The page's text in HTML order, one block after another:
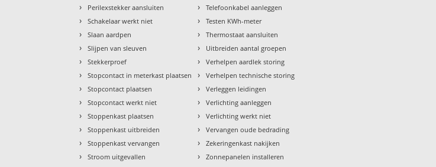
› Perilexstekker aansluiten
› Schakelaar werkt niet
› Slaan aardpen
› Slijpen van sleuven
› Stekkerproef
› Stopcontact in meterkast plaatsen
› Stopcontact plaatsen
› Stopcontact werkt niet
› Stoppenkast plaatsen
› Stoppenkast uitbreiden
› Stoppenkast vervangen
› Stroom uitgevallen
› Telefoonkabel aanleggen
› Testen KWh-meter
› Thermostaat aansluiten
› Uitbreiden aantal groepen
› Verhelpen aardlek storing
› Verhelpen technische storing
› Verleggen leidingen
› Verlichting aanleggen
› Verlichting werkt niet
› Vervangen oude bedrading
› Zekeringenkast nakijken
› Zonnepanelen installeren